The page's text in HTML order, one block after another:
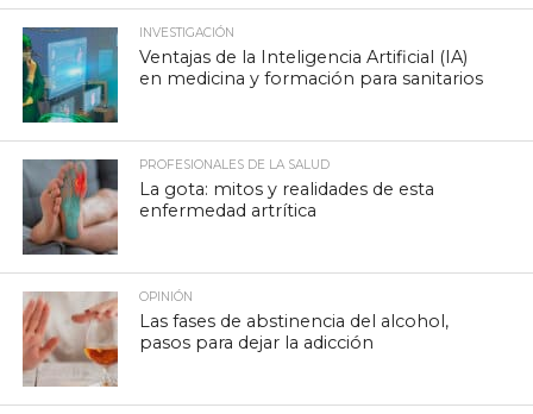
INVESTIGACIÓN
Ventajas de la Inteligencia Artificial (IA)
en medicina y formación para sanitarios
PROFESIONALES DE LA SALUD
La gota: mitos y realidades de esta
enfermedad artrítica
OPINIÓN
Las fases de abstinencia del alcohol,
pasos para dejar la adicción